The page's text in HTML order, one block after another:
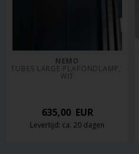
NEMO
TUBES LARGE PLAFONDLAMP,
WIT
635,00EUR
Levertijd: ca. 20 dagen